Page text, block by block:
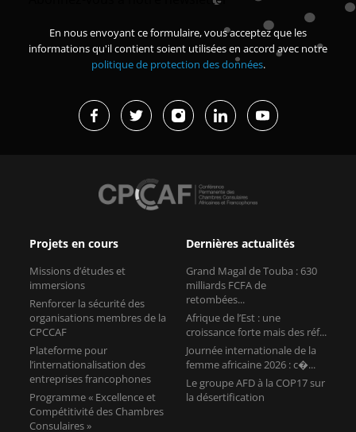
En nous envoyant ce formulaire, vous acceptez que les
informations qu'il contient soient utilisées en accord avec notre
politique de protection des données.
Projets en cours
Missions d’études et
immersions
Renforcer la sécurité des
organisations membres de la
CPCCAF
Plateforme pour
l’internationalisation des
entreprises francophones
Programme « Excellence et
Compétitivité des Chambres
Consulaires »
Dernières actualités
Grand Magal de Touba : 630
milliards FCFA de
retombées...
Afrique de l’Est : une
croissance forte mais des réf...
Journée internationale de la
femme africaine 2026 : c�...
Le groupe AFD à la COP17 sur
la désertification